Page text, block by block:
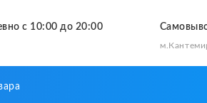
с 10:00 до 20:00